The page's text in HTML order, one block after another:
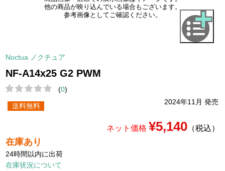
他の商品が映り込んでいる場合もございます。
参考画像としてご確認ください。
Noctua ノクチュア
NF-A14x25 G2 PWM
(0)
2024年11月 発売
送料無料
ネット価格 ¥5,140（税込）
在庫あり
24時間以内に出荷
在庫状況について